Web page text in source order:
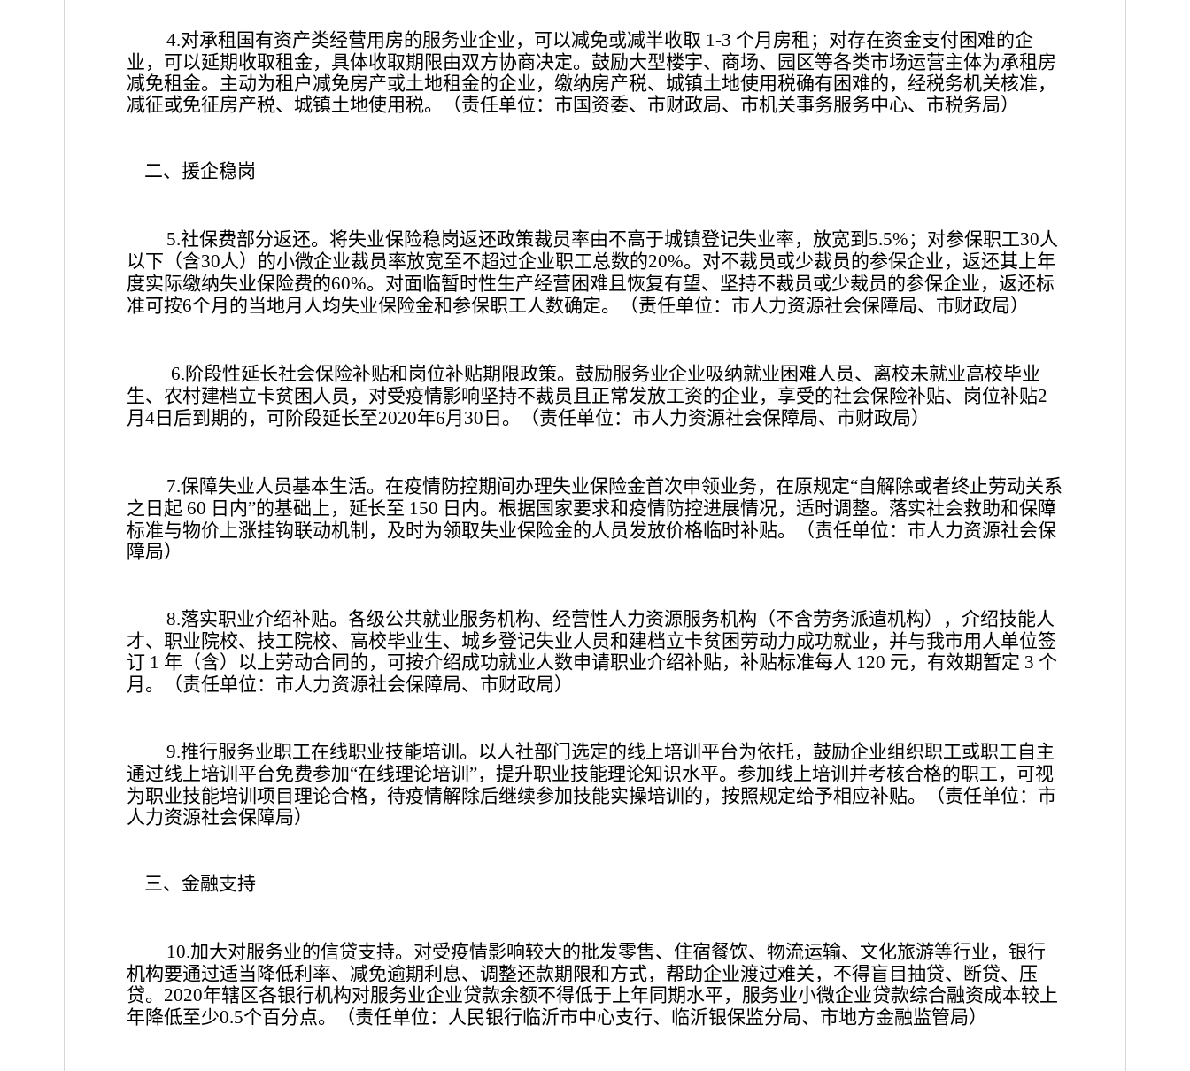
4.对承租国有资产类经营用房的服务业企业，可以减免或减半收取 1-3 个月房租；对存在资金支付困难的企
业，可以延期收取租金，具体收取期限由双方协商决定。鼓励大型楼宇、商场、园区等各类市场运营主体为承租房
减免租金。主动为租户减免房产或土地租金的企业，缴纳房产税、城镇土地使用税确有困难的，经税务机关核准，
减征或免征房产税、城镇土地使用税。
（责任单位：市国资委、市财政局、市机关事务服务中心、市税务局）
二、援企稳岗
5.社保费部分返还。将失业保险稳岗返还政策裁员率由不高于城镇登记失业率，放宽到5.5%；对参保职工30人
以下（含30人）的小微企业裁员率放宽至不超过企业职工总数的20%。对不裁员或少裁员的参保企业，返还其上年
度实际缴纳失业保险费的60%。对面临暂时性生产经营困难且恢复有望、坚持不裁员或少裁员的参保企业，返还标
准可按6个月的当地月人均失业保险金和参保职工人数确定。 （责任单位：市人力资源社会保障局、市财政局）
6.阶段性延长社会保险补贴和岗位补贴期限政策。鼓励服务业企业吸纳就业困难人员、离校未就业高校毕业
生、农村建档立卡贫困人员，对受疫情影响坚持不裁员且正常发放工资的企业，享受的社会保险补贴、岗位补贴2
月4日后到期的，可阶段延长至2020年6月30日。 （责任单位：市人力资源社会保障局、市财政局）
7.保障失业人员基本生活。在疫情防控期间办理失业保险金首次申领业务，在原规定“自解除或者终止劳动关系
之日起 60 日内”的基础上，延长至 150 日内。根据国家要求和疫情防控进展情况，适时调整。落实社会救助和保障
标准与物价上涨挂钩联动机制，及时为领取失业保险金的人员发放价格临时补贴。
（责任单位：市人力资源社会保
障局）
8.落实职业介绍补贴。各级公共就业服务机构、经营性人力资源服务机构（不含劳务派遣机构），介绍技能人
才、职业院校、技工院校、高校毕业生、城乡登记失业人员和建档立卡贫困劳动力成功就业，并与我市用人单位签
订 1 年（含）以上劳动合同的，可按介绍成功就业人数申请职业介绍补贴，补贴标准每人 120 元，有效期暂定 3 个
月。
（责任单位：市人力资源社会保障局、市财政局）
9.推行服务业职工在线职业技能培训。以人社部门选定的线上培训平台为依托，鼓励企业组织职工或职工自主
通过线上培训平台免费参加“在线理论培训”，提升职业技能理论知识水平。参加线上培训并考核合格的职工，可视
为职业技能培训项目理论合格，待疫情解除后继续参加技能实操培训的，按照规定给予相应补贴。
（责任单位：市
人力资源社会保障局）
三、金融支持
10.加大对服务业的信贷支持。对受疫情影响较大的批发零售、住宿餐饮、物流运输、文化旅游等行业，银行
机构要通过适当降低利率、减免逾期利息、调整还款期限和方式，帮助企业渡过难关，不得盲目抽贷、断贷、压
贷。 2020年辖区各银行机构对服务业企业贷款余额不得低于上年同期水平，服务业小微企业贷款综合融资成本较上
年降低至少0.5个百分点。 （责任单位：人民银行临沂市中心支行、临沂银保监分局、市地方金融监管局）